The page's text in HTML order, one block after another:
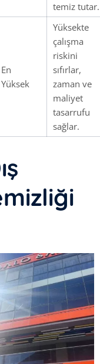
temiz tutar.
En
Yüksek
Yüksekte
çalışma
riskini
sıfırlar,
zaman ve
maliyet
tasarrufu
sağlar.